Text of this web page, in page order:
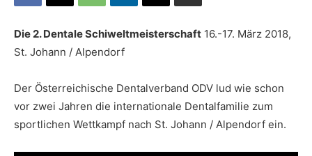
Die 2. Dentale Schiweltmeisterschaft 16.-17. März 2018,
St. Johann / Alpendorf
Der Österreichische Dentalverband ODV lud wie schon
vor zwei Jahren die internationale Dentalfamilie zum
sportlichen Wettkampf nach St. Johann / Alpendorf ein.